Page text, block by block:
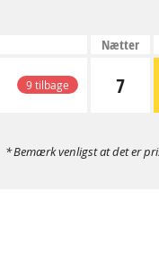
Nætter
9 tilbage 7
Bemærk venligst at det er